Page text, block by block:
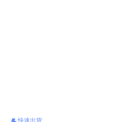
快速出貨